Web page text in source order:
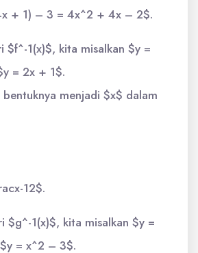
+ 1) – 3 = 4x^2 + 4x – 2$.
$f^-1(x)$, kita misalkan $y =
= 2x + 1$.
bentuknya menjadi $x$ dalam
12$.
$g^-1(x)$, kita misalkan $y =
= x^2 – 3$.